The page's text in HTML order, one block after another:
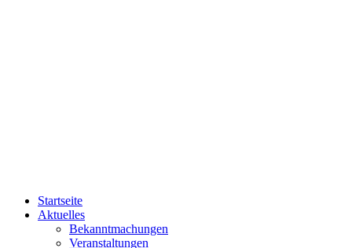
Startseite
Aktuelles
Bekanntmachungen
Veranstaltungen